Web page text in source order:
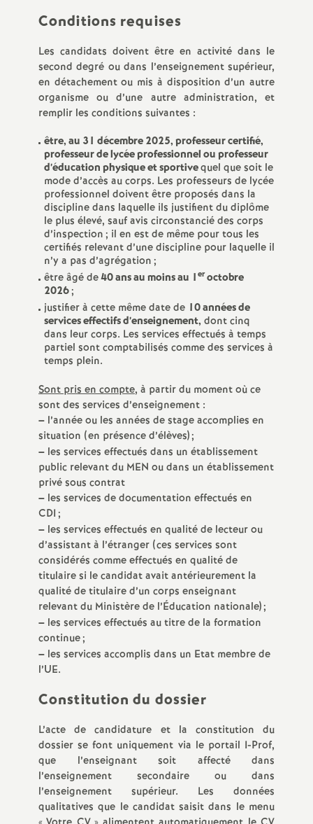
t
s
d
e
S
e
c
o
n
d
d
e
g
r
é
O
r
l
a
n
s
Conditions requises
Les candidats doivent être en activité dans le
second degré ou dans l’enseignement supérieur,
en détachement ou mis à disposition d’un autre
organisme ou d’une autre administration, et
remplir les conditions suivantes :
être, au 31 décembre 2025, professeur certifié,
professeur de lycée professionnel ou professeur
d’éducation physique et sportivequel que soit le
mode d’accès au corps. Les professeurs de lycée
professionnel doivent être proposés dans la
discipline dans laquelle ils justifient du diplôme
le plus élevé, sauf avis circonstancié des corps
d’inspection; il en est de même pour tous les
certifiés relevant d’une discipline pour laquelle il
n’y a pas d’agrégation;
être âgé de40 ans au moins au 1eroctobre
2026;
justifier à cette même date de 10 années de
services effectifs d’enseignement,dont cinq
dans leur corps. Les services effectués à temps
partiel sont comptabilisés comme des services à
temps plein.
Sont pris en compte, à partir du moment où ce
sont des services d’enseignement :
– l’année ou les années de stage accomplies en
situation (en présence d’élèves);
– les services effectués dans un établissement
public relevant du MEN ou dans un établissement
privé sous contrat
– les services de documentation effectués en
CDI;
– les services effectués en qualité de lecteur ou
d’assistant à l’étranger (ces services sont
considérés comme effectués en qualité de
titulaire si le candidat avait antérieurement la
qualité de titulaire d’un corps enseignant
relevant du Ministère de l’Éducation nationale);
– les services effectués au titre de la formation
continue;
– les services accomplis dans un Etat membre de
l’UE.
Constitution du dossier
L’acte de candidature et la constitution du
dossier se font uniquement via le portail I-Prof,
que l’enseignant soit affecté dans
l’enseignement secondaire ou dans
l’enseignement supérieur. Les données
qualitatives que le candidat saisit dans le menu